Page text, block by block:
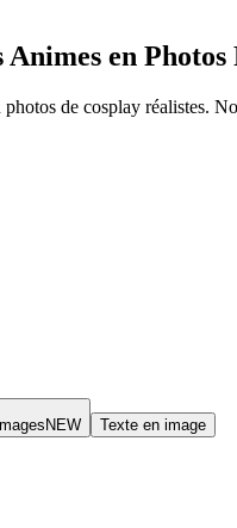
en
de cosplay réalistes.
NEW Texte en image